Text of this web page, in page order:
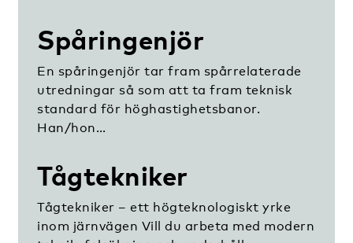
Spåringenjör
En spåringenjör tar fram spårrelaterade
utredningar så som att ta fram teknisk
standard för höghastighetsbanor.
Han/hon…
Tågtekniker
Tågtekniker – ett högteknologiskt yrke
inom järnvägen Vill du arbeta med modern